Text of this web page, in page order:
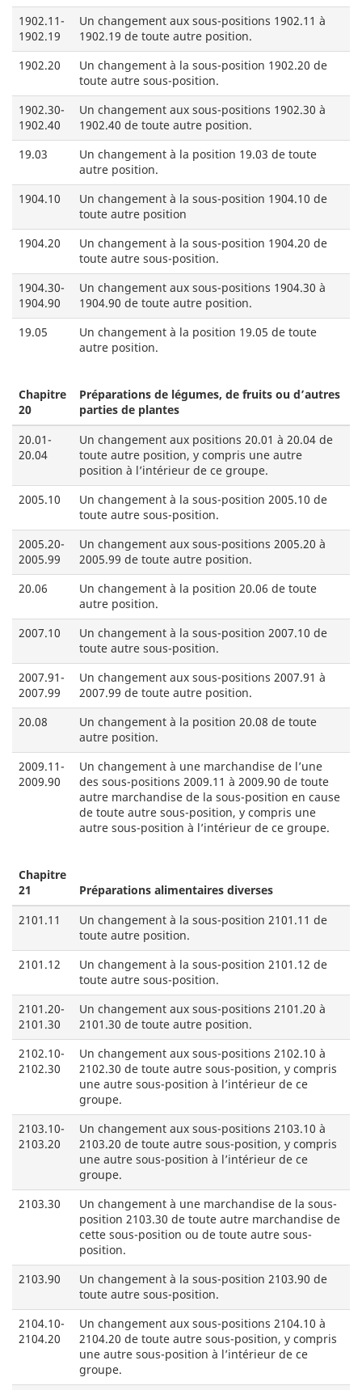
1902.11-
1902.19
Un changement aux sous-positions 1902.11 à
1902.19 de toute autre position.
1902.20
Un changement à la sous-position 1902.20 de
toute autre sous-position.
1902.30-
1902.40
Un changement aux sous-positions 1902.30 à
1902.40 de toute autre position.
19.03
Un changement à la position 19.03 de toute
autre position.
1904.10
Un changement à la sous-position 1904.10 de
toute autre position
1904.20
Un changement à la sous-position 1904.20 de
toute autre sous-position.
1904.30-
1904.90
Un changement aux sous-positions 1904.30 à
1904.90 de toute autre position.
19.05
Un changement à la position 19.05 de toute
autre position.
Chapitre
20
Préparations de légumes, de fruits ou d’autres
parties de plantes
20.01-
20.04
Un changement aux positions 20.01 à 20.04 de
toute autre position, y compris une autre
position à l’intérieur de ce groupe.
2005.10
Un changement à la sous-position 2005.10 de
toute autre sous-position.
2005.20-
2005.99
Un changement aux sous-positions 2005.20 à
2005.99 de toute autre position.
20.06
Un changement à la position 20.06 de toute
autre position.
2007.10
Un changement à la sous-position 2007.10 de
toute autre sous-position.
2007.91-
2007.99
Un changement aux sous-positions 2007.91 à
2007.99 de toute autre position.
20.08
Un changement à la position 20.08 de toute
autre position.
2009.11-
2009.90
Un changement à une marchandise de l’une
des sous-positions 2009.11 à 2009.90 de toute
autre marchandise de la sous-position en cause
de toute autre sous-position, y compris une
autre sous-position à l’intérieur de ce groupe.
Chapitre
21
Préparations alimentaires diverses
2101.11
Un changement à la sous-position 2101.11 de
toute autre position.
2101.12
Un changement à la sous-position 2101.12 de
toute autre sous-position.
2101.20-
2101.30
Un changement aux sous-positions 2101.20 à
2101.30 de toute autre position.
2102.10-
2102.30
Un changement aux sous-positions 2102.10 à
2102.30 de toute autre sous-position, y compris
une autre sous-position à l’intérieur de ce
groupe.
2103.10-
2103.20
Un changement aux sous-positions 2103.10 à
2103.20 de toute autre sous-position, y compris
une autre sous-position à l’intérieur de ce
groupe.
2103.30
Un changement à une marchandise de la sous-
position 2103.30 de toute autre marchandise de
cette sous-position ou de toute autre sous-
position.
2103.90
Un changement à la sous-position 2103.90 de
toute autre sous-position.
2104.10-
2104.20
Un changement aux sous-positions 2104.10 à
2104.20 de toute autre sous-position, y compris
une autre sous-position à l’intérieur de ce
groupe.